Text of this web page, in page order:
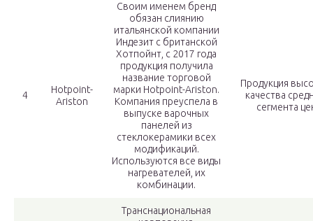
4
Hotpoint-
Ariston
Своим именем бренд
обязан слиянию
итальянской компании
Индезит с британской
Хотпойнт, с 2017 года
продукция получила
название торговой
марки Hotpoint-Ariston.
Компания преуспела в
выпуске варочных
панелей из
стеклокерамики всех
модификаций.
Используются все виды
нагревателей, их
комбинации.
Продукция
качества
сегмента
Транснациональная